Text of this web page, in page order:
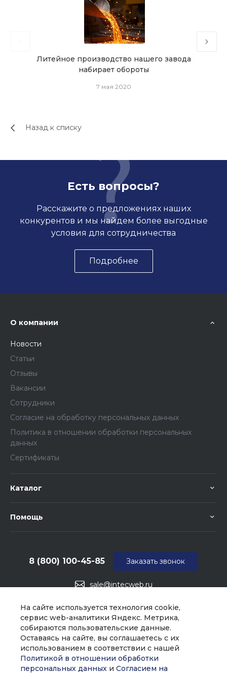
На сайте используется технология cookie,
сервис web-аналитики Яндекс. Метрика,
собираются пользовательские данные.
Оставаясь на сайте, вы соглашаетесь с их
использованием в соответствии с нашей
Политикой в отношении обработки
персональных данных и Согласием на
Литейное производство нашего завода
набирает обороты
7 мая 2020
Назад к списку
Есть вопросы?
Расскажите о предложениях наших
конкурентов и мы найдем более выгодные
условия для сотрудничества
Подробнее
О компании
Новости
Статьи
Отзывы
Вакансии
Сотрудники
Согласие на обработку персональных данных
Политика в отношении обработки персональных
данных
Сертификаты
Каталог
Помощь
sale@intecweb.ru
8 (800) 100-45-85
г. Москва, ул. Люсиновская, д. 39
Заказать звонок